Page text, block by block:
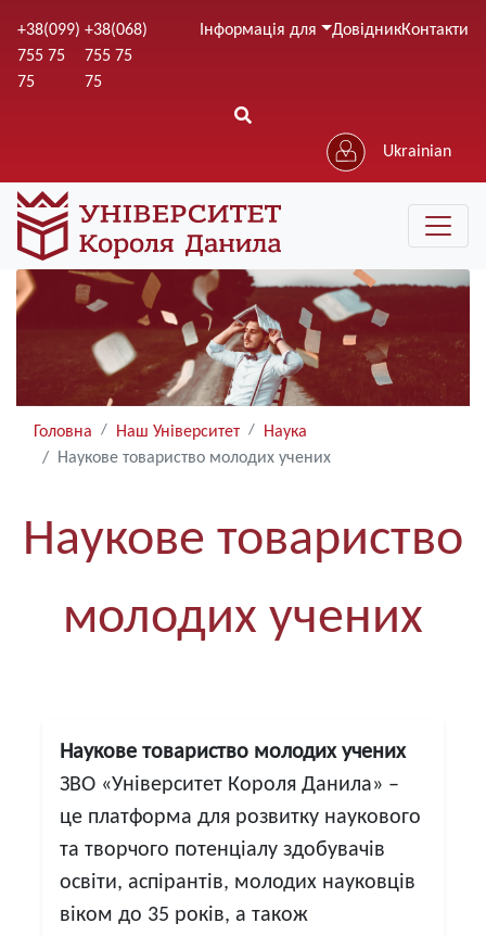
до
+38(099)
755 75
75
+38(068)
755 75
75
Інформація для ДовідникКонтакти
Ukrainian
Головна Наш Університет
Наука
Наукове товариство молодих учених
Наукове товариство
молодих учених
Наукове товариство молодих учених
ЗВО «Університет Короля Данила» –
це платформа для розвитку наукового
та творчого потенціалу здобувачів
освіти, аспірантів, молодих науковців
віком до 35 років, а також